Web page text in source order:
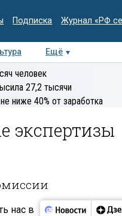
Подписка Журнал «РФ
Ещё
Колумнисты
человек
27,2 тысячи
ниже 40% от заработка
экспертизы
нас в